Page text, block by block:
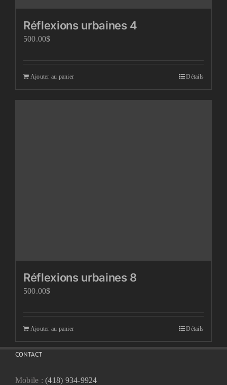
Réflexions urbaines 4
500.00$
Ajouter au panier Détails
Réflexions urbaines 8
500.00$
Ajouter au panier Détails
CONTACT
Mobile :(418) 934-9924